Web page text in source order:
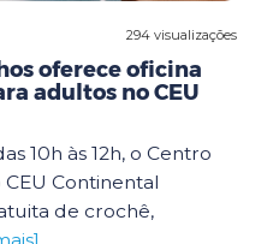
294 visualizações
oferece oficina
adultos no CEU
10h às 12h, o Centro
Continental
de crochê,